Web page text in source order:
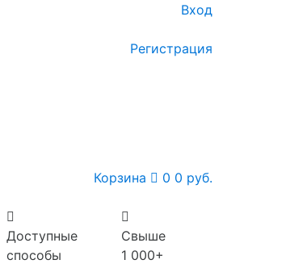
Вход
Регистрация
Корзина 0 0 руб.
Доступные
способы
Свыше
1 000+